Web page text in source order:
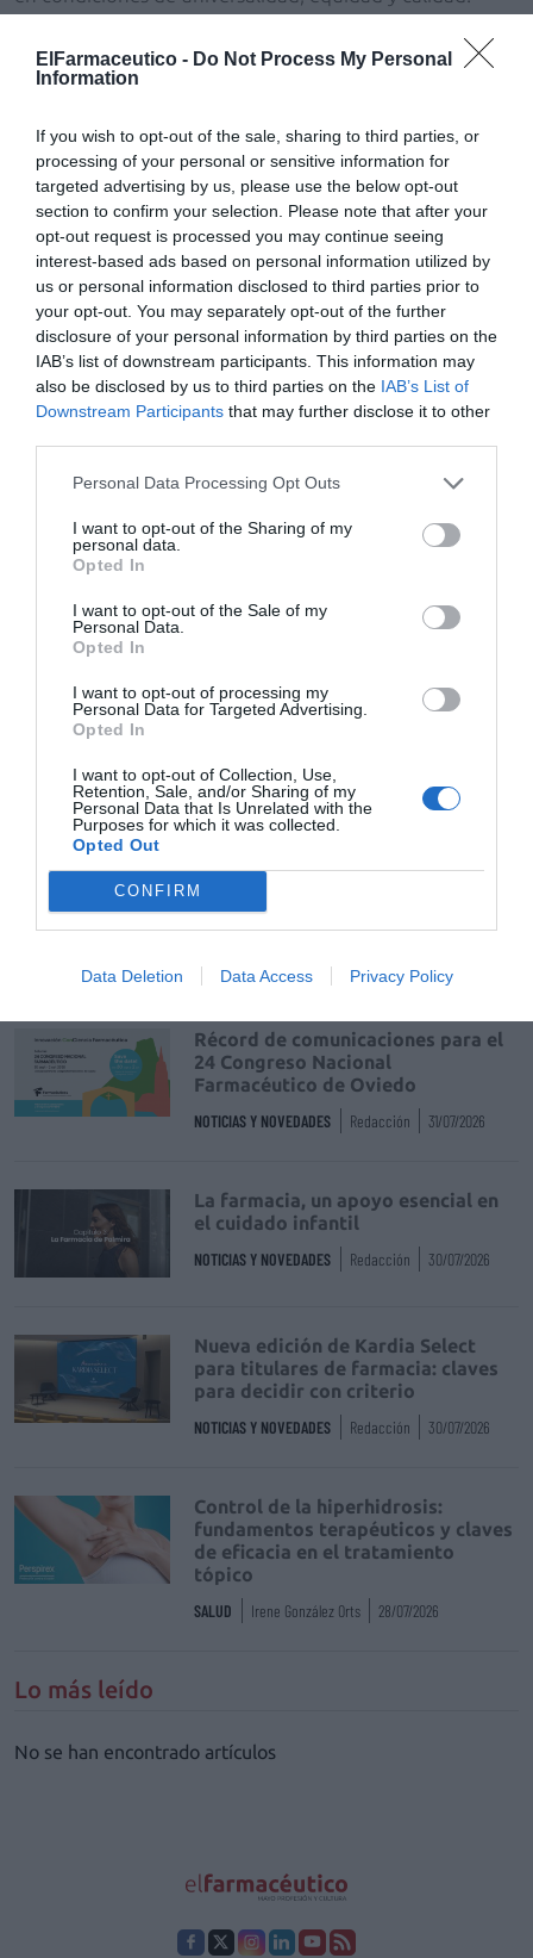
ElFarmaceutico - Do Not Process My Personal
Information
If you wish to opt-out of the sale, sharing to third parties, or
processing of your personal or sensitive information for
targeted advertising by us, please use the below opt-out
section to confirm your selection. Please note that after your
opt-out request is processed you may continue seeing
interest-based ads based on personal information utilized by
us or personal information disclosed to third parties prior to
your opt-out. You may separately opt-out of the further
disclosure of your personal information by third parties on the
IAB’s list of downstream participants. This information may
also be disclosed by us to third parties on the IAB’s List of
Downstream Participants that may further disclose it to other
Personal Data Processing Opt Outs
I want to opt-out of the Sharing of my
personal data.
Opted In
I want to opt-out of the Sale of my
Personal Data.
Opted In
I want to opt-out of processing my
Personal Data for Targeted Advertising.
Opted In
I want to opt-out of Collection, Use,
Retention, Sale, and/or Sharing of my
Personal Data that Is Unrelated with the
Purposes for which it was collected.
Opted Out
CONFIRM
Data Deletion Data Access Privacy Policy
AñadirEl Farmacéuticocomo fuente preferida
de Google de forma gratuita
ACTIVAR AHORA
Tags
Distribución farmacéutica
cooperativa farmacéutica
Otras noticias destacadas
dispensación
aparente!
Destacados
La venta online de medicamentos
de uso humano: seguridad y
Récord de comunicaciones para el
24 Congreso Nacional
Farmacéutico de Oviedo
NOTICIAS Y NOVEDADES Redacción 31/07/2026
La farmacia, un apoyo esencial en
el cuidado infantil
NOTICIAS Y NOVEDADES Redacción 30/07/2026
Nueva edición de Kardia Select
para titulares de farmacia: claves
para decidir con criterio
NOTICIAS Y NOVEDADES Redacción 30/07/2026
Control de la hiperhidrosis:
fundamentos terapéuticos y claves
de eficacia en el tratamiento
tópico
SALUD Irene González Orts 28/07/2026
Lo más leído
No se han encontrado artículos